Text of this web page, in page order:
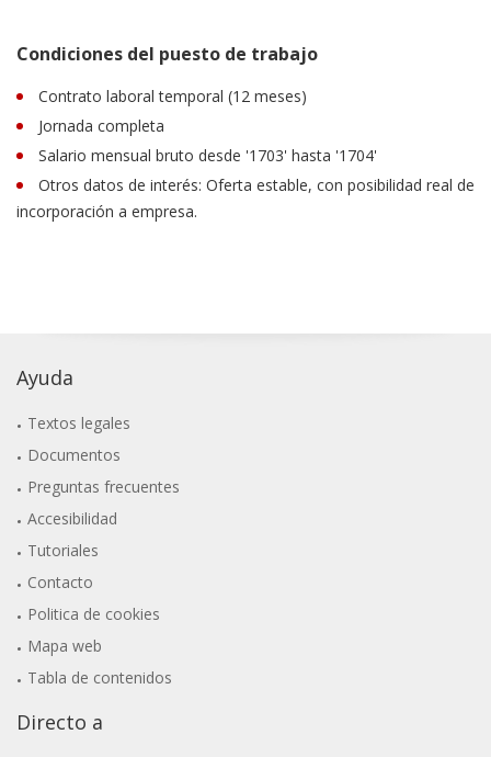
Condiciones del puesto de trabajo
Contrato laboral temporal (12 meses)
Jornada completa
Salario mensual bruto desde '1703' hasta '1704'
Otros datos de interés: Oferta estable, con posibilidad real de
incorporación a empresa.
Ayuda
Textos legales
Documentos
Preguntas frecuentes
Accesibilidad
Tutoriales
Contacto
Politica de cookies
Mapa web
Tabla de contenidos
Directo a